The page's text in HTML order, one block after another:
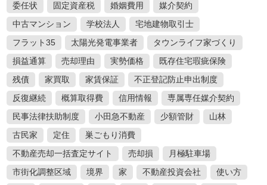
委任状
固定資産税 婚姻費用
媒介契約
中古マンション
学校法人
宅地建物取引士
フラット35
太陽光発電事業者
タウンライフ家づくり
損益通算
売却理由 実勢価格
既存住宅瑕疵保険
残債
家買取 家賃保証
不正登記防止申出制度
反復継続
概算取得費 信用情報
専属専任媒介契約
民事法律扶助制度
小田急不動産 少額管財
山林
古民家
定住
巣ごもり消費
不動産売却一括査定サイト
売却損
月極駐車場
市街化調整区域
境界 家 不動産投資会社
使い方